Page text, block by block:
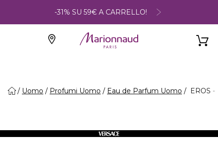
-31% SU 59€ A CARRELLO!
Uomo Profumi Uomo Eau de Parfum Uomo EROS